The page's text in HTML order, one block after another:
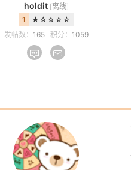
holdit [离线]
1
★☆☆☆☆
发帖数： 165 积分： 1059